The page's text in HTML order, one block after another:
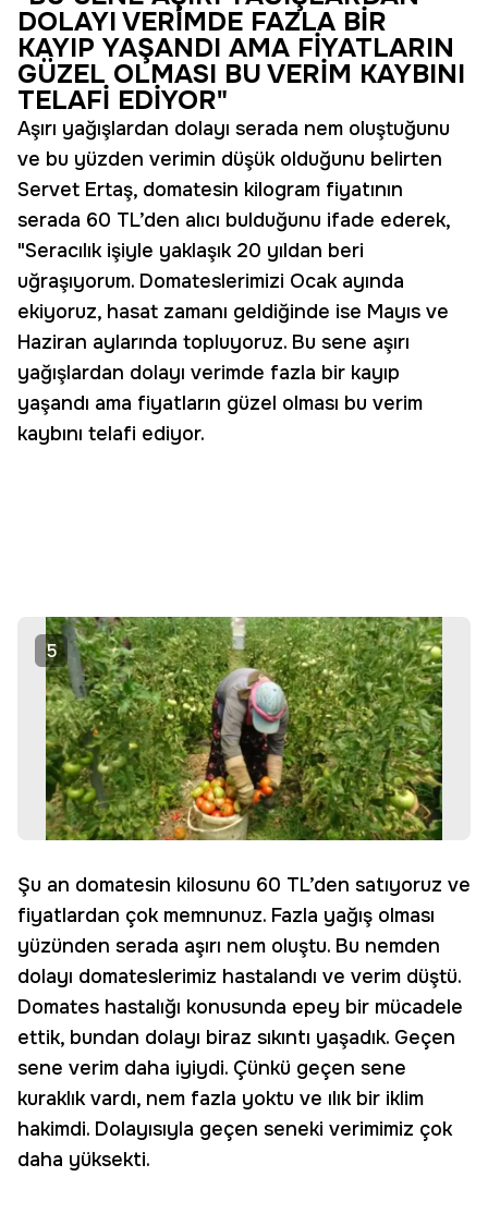
DOLAYI VERİMDE FAZLA BİR
KAYIP YAŞANDI AMA FİYATLARIN
GÜZEL OLMASI BU VERİM KAYBINI
TELAFİ EDİYOR"
Aşırı yağışlardan dolayı serada nem oluştuğunu
ve bu yüzden verimin düşük olduğunu belirten
Servet Ertaş, domatesin kilogram fiyatının
serada 60 TL’den alıcı bulduğunu ifade ederek,
"Seracılık işiyle yaklaşık 20 yıldan beri
uğraşıyorum. Domateslerimizi Ocak ayında
ekiyoruz, hasat zamanı geldiğinde ise Mayıs ve
Haziran aylarında topluyoruz. Bu sene aşırı
yağışlardan dolayı verimde fazla bir kayıp
yaşandı ama fiyatların güzel olması bu verim
kaybını telafi ediyor.
5
Şu an domatesin kilosunu 60 TL’den satıyoruz ve
fiyatlardan çok memnunuz. Fazla yağış olması
yüzünden serada aşırı nem oluştu. Bu nemden
dolayı domateslerimiz hastalandı ve verim düştü.
Domates hastalığı konusunda epey bir mücadele
ettik, bundan dolayı biraz sıkıntı yaşadık. Geçen
sene verim daha iyiydi. Çünkü geçen sene
kuraklık vardı, nem fazla yoktu ve ılık bir iklim
hakimdi. Dolayısıyla geçen seneki verimimiz çok
daha yüksekti.